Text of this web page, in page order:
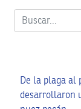
De la plaga al
desarrollaron